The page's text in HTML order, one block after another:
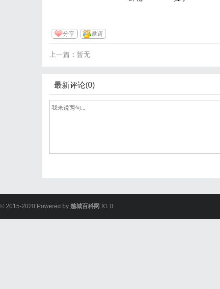
分享 邀请
上一篇：暂无
最新评论(0)
© 2015-2020 Powered by 越城百科网 X1.0